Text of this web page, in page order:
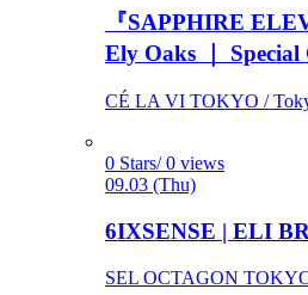
『SAPPHIRE
Ely Oaks ｜ Special
CÉ LA VI TOKYO /
0 Stars/ 0 views
09.03 (Thu)
6IXSENSE | ELI
SEL OCTAGON